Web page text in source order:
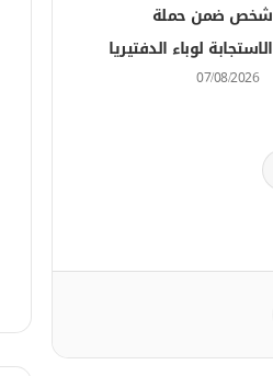
شخص ضمن حملة
الاستجابة لوباء الدفتيريا
07/08/2026